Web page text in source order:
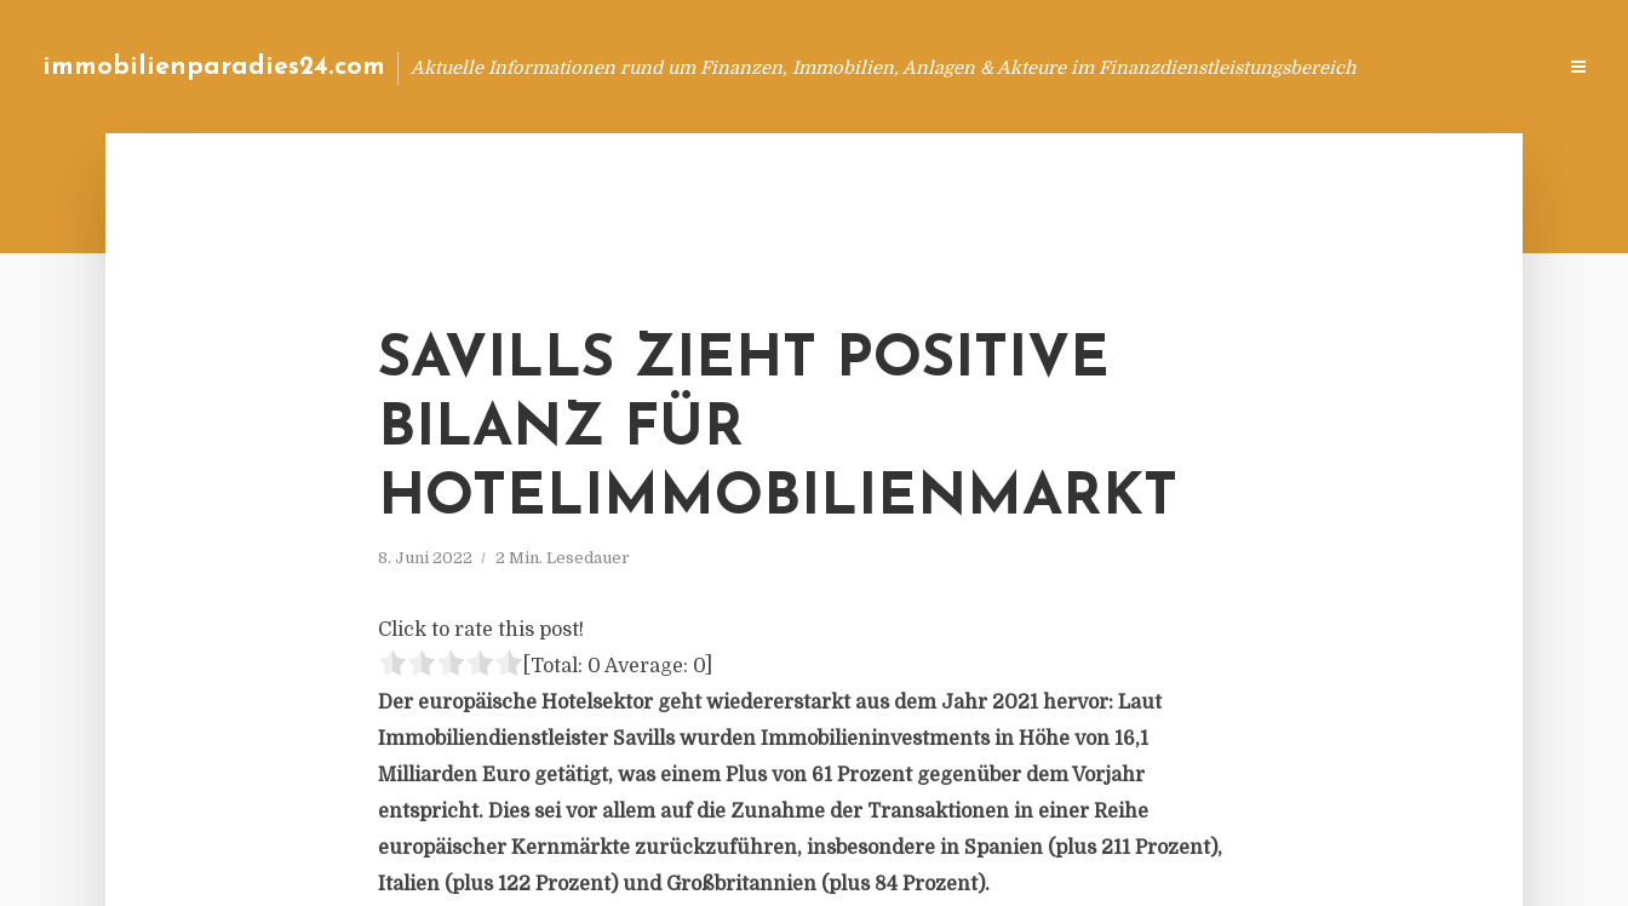
immobilienparadies24.com Aktuelle Informationen rund um Finanzen, Immobilien, Anlagen & Akteure im Finanzdienstleistungsbereich
SAVILLS ZIEHT POSITIVE
BILANZ FÜR
HOTELIMMOBILIENMARKT
8. Juni 2022 2 Min. Lesedauer
Click to rate this post!
[Total: 0 Average: 0
Der europäische Hotelsektor geht wiedererstarkt aus dem Jahr 2021 hervor: Laut
Immobiliendienstleister Savills wurden Immobilieninvestments in Höhe von 16,1
Milliarden Euro getätigt, was einem Plus von 61 Prozent gegenüber dem Vorjahr
entspricht. Dies sei vor allem auf die Zunahme der Transaktionen in einer Reihe
europäischer Kernmärkte zurückzuführen, insbesondere in Spanien (plus 211 Prozent),
Italien (plus 122 Prozent) und Großbritannien (plus 84 Prozent).